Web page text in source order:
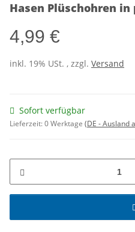
Hasen Plüschohren
4,99 €
inkl. 19% USt. , zzgl. Versand
Sofort verfügbar
Lieferzeit:0 Werktage (DE - Ausland